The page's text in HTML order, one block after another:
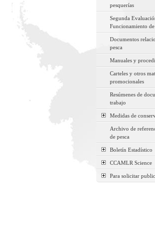
pesquerías
Segunda
Funcionamiento
Documentos
pesca
Manuales y
Carteles y otros
promocionales
Resúmenes de
trabajo
Medidas de
Archivo de
de pesca
Boletín Estadístico
CCAMLR Science
Para solicitar